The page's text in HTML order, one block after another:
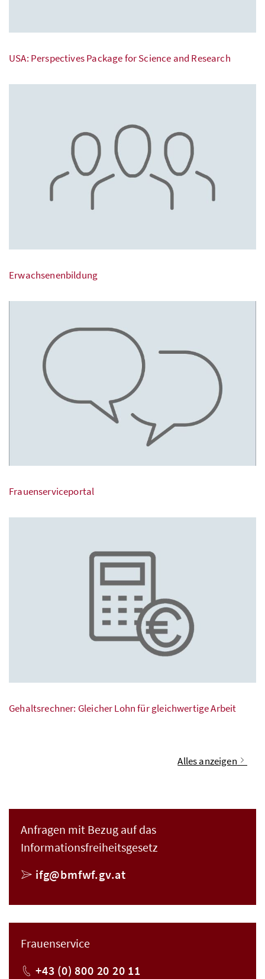
USA: Perspectives Package for Science and Research
Erwachsenenbildung
Frauenserviceportal
Gehaltsrechner: Gleicher Lohn für gleichwertige Arbeit
Alles anzeigen
Anfragen mit Bezug auf das
Informationsfreiheitsgesetz
E-Mail
ifg@bmfwf.gv.at
Frauenservice
Telefon
+43 (0) 800 20 20 11